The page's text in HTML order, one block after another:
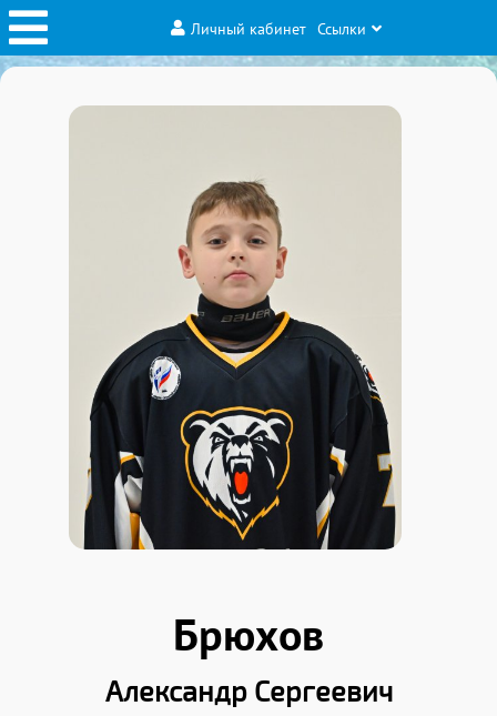
Личный кабинет Ссылки
Брюхов
Александр Сергеевич